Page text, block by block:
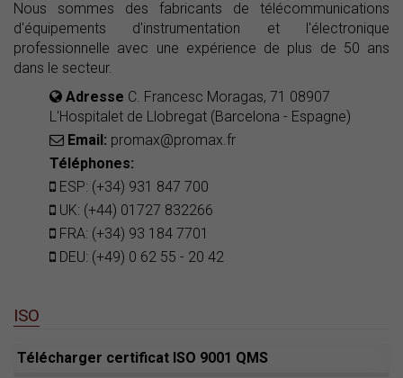
Nous sommes des fabricants de télécommunications
d'équipements d'instrumentation et l'électronique
professionnelle avec une expérience de plus de 50 ans
dans le secteur.
Adresse C. Francesc Moragas, 71 08907
L'Hospitalet de Llobregat (Barcelona - Espagne)
Email: promax@promax.fr
Téléphones:
ESP: (+34) 931 847 700
UK: (+44) 01727 832266
FRA: (+34) 93 184 7701
DEU: (+49) 0 62 55 - 20 42
ISO
Télécharger certificat ISO 9001 QMS